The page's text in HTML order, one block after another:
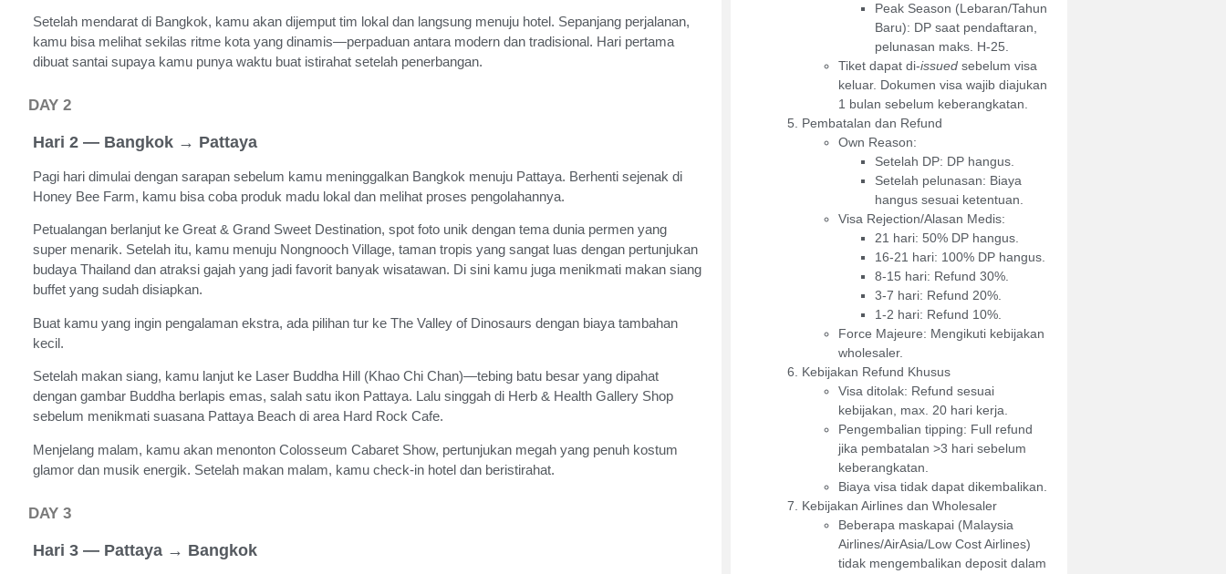
Setelah mendarat di Bangkok, kamu akan dijemput tim lokal dan langsung menuju hotel. Sepanjang perjalanan,
kamu bisa melihat sekilas ritme kota yang dinamis—perpaduan antara modern dan tradisional. Hari pertama
dibuat santai supaya kamu punya waktu buat istirahat setelah penerbangan.
DAY 2
Hari 2 — Bangkok → Pattaya
Pagi hari dimulai dengan sarapan sebelum kamu meninggalkan Bangkok menuju Pattaya. Berhenti sejenak di
Honey Bee Farm, kamu bisa coba produk madu lokal dan melihat proses pengolahannya.
Petualangan berlanjut ke Great & Grand Sweet Destination, spot foto unik dengan tema dunia permen yang
super menarik. Setelah itu, kamu menuju Nongnooch Village, taman tropis yang sangat luas dengan pertunjukan
budaya Thailand dan atraksi gajah yang jadi favorit banyak wisatawan. Di sini kamu juga menikmati makan siang
buffet yang sudah disiapkan.
Buat kamu yang ingin pengalaman ekstra, ada pilihan tur ke The Valley of Dinosaurs dengan biaya tambahan
kecil.
Setelah makan siang, kamu lanjut ke Laser Buddha Hill (Khao Chi Chan)—tebing batu besar yang dipahat
dengan gambar Buddha berlapis emas, salah satu ikon Pattaya. Lalu singgah di Herb & Health Gallery Shop
sebelum menikmati suasana Pattaya Beach di area Hard Rock Cafe.
Menjelang malam, kamu akan menonton Colosseum Cabaret Show, pertunjukan megah yang penuh kostum
glamor dan musik energik. Setelah makan malam, kamu check-in hotel dan beristirahat.
DAY 3
Hari 3 — Pattaya → Bangkok
Peak Season (Lebaran/Tahun
Baru): DP saat pendaftaran,
pelunasan maks. H-25.
Tiket dapat di-issuedsebelum visa
keluar. Dokumen visa wajib diajukan
1 bulan sebelum keberangkatan.
Pembatalan dan Refund
Own Reason:
Setelah DP: DP hangus.
Setelah pelunasan: Biaya
hangus sesuai ketentuan.
Visa Rejection/Alasan Medis:
21 hari: 50% DP hangus.
16-21 hari: 100% DP hangus.
8-15 hari: Refund 30%.
3-7 hari: Refund 20%.
1-2 hari: Refund 10%.
Force Majeure: Mengikuti kebijakan
wholesaler.
Kebijakan Refund Khusus
Visa ditolak: Refund sesuai
kebijakan, max. 20 hari kerja.
Pengembalian tipping: Full refund
jika pembatalan >3 hari sebelum
keberangkatan.
Biaya visa tidak dapat dikembalikan.
Kebijakan Airlines dan Wholesaler
Beberapa maskapai (Malaysia
Airlines/AirAsia/Low Cost Airlines)
tidak mengembalikan deposit dalam